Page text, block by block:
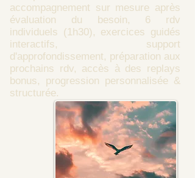
accompagnement sur mesure après
évaluation du besoin, 6 rdv
individuels (1h30), exercices guidés
interactifs, support
d'approfondissement, préparation aux
prochains rdv, accès à des replays
bonus, progression personnalisée &
structurée.